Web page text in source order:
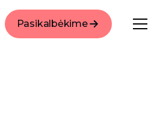
Pasikalbėkime